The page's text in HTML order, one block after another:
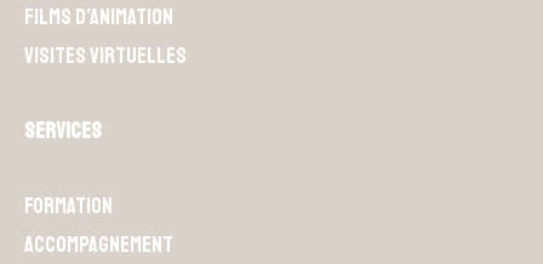
Films d’animation
Visites Virtuelles
Services
Formation
Accompagnement